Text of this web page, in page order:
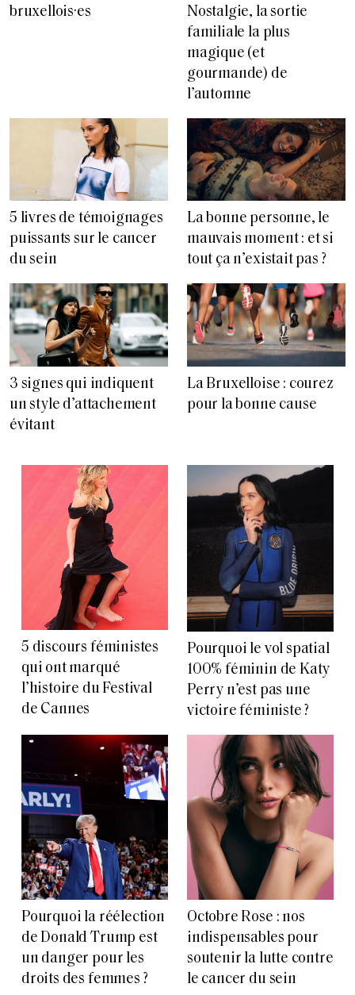
bruxellois·es
Nostalgie, la sortie
familiale la plus
magique (et
gourmande) de
l’automne
5 livres de témoignages
puissants sur le cancer
du sein
La bonne personne, le
mauvais moment : et si
tout ça n’existait pas ?
3 signes qui indiquent
un style d’attachement
évitant
La Bruxelloise : courez
pour la bonne cause
5 discours féministes
qui ont marqué
l’histoire du Festival
de Cannes
Pourquoi le vol spatial
100% féminin de Katy
Perry n’est pas une
victoire féministe ?
Pourquoi la réélection
de Donald Trump est
un danger pour les
droits des femmes ?
Octobre Rose : nos
indispensables pour
soutenir la lutte contre
le cancer du sein